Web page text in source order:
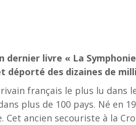
dernier livre « La
déporté des dizaines de
français le plus lu dans
plus de 100 pays. Né en
Cet ancien secouriste à la